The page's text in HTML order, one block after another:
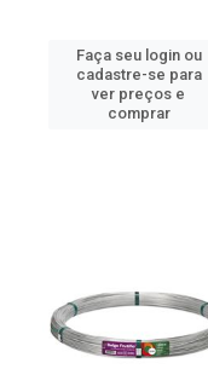
Faça seu login ou
cadastre-se para
ver preços e
comprar